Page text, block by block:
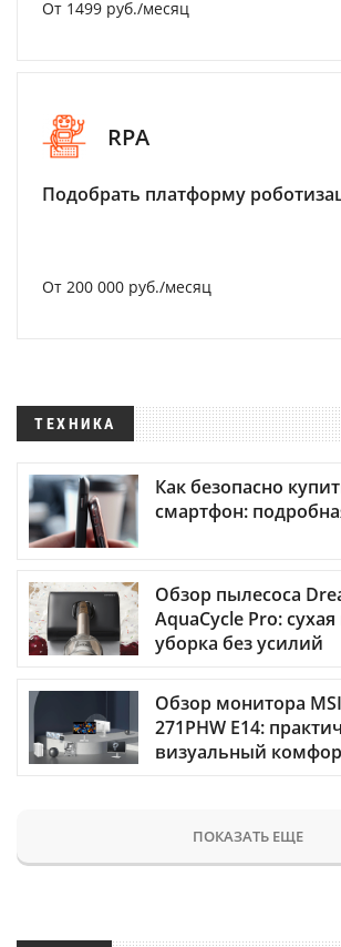
От 1499 руб./месяц
RPA
Подобрать платформу
От 200 000 руб./месяц
ТЕХНИКА
Как безопасно
смартфон:
Обзор пылесоса
AquaCycle Pro:
уборка без усилий
Обзор монитора
271PHW E14:
визуальный
ПОКАЗАТЬ ЕЩЕ